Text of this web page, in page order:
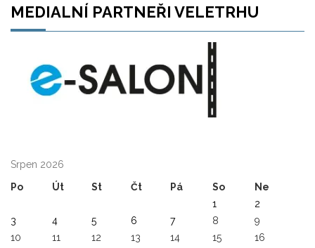
MEDIALNÍ PARTNEŘI VELETRHU
Srpen 2026
Po
Út St Čt Pá So
Ne
1
2
3
4 5 6 7 8
9
10
11 12 13 14 15
16